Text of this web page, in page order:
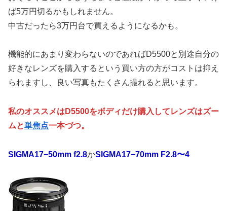
ば5万円切るかもしれません。
中古だったら3万円台で買えるようになるかも。
機能的にあまり変わらないのであればD5500と別途自分の
好きなレンズを購入するという買い方の方がコストは抑え
られますし、良い写真もたくさん撮れると思います。
私のオススメはD5500をボディだけ購入してレンズはズー
ムと単焦点一本づつ。
SIGMA17−50mm f2.8かSIGMA17−70mm F2.8〜4